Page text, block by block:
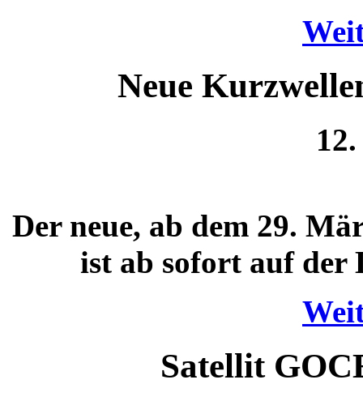
Neue
Der neue, ab dem 29.
ist ab sofort auf der
Satellit